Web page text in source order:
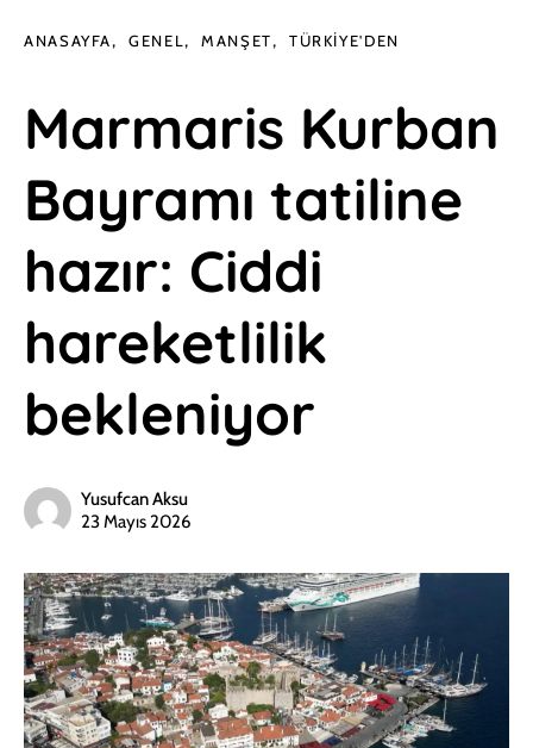
ANASAYFA GENEL MANŞET TÜRKIYE'DEN
Marmaris Kurban
Bayramı tatiline
hazır: Ciddi
hareketlilik
bekleniyor
Yusufcan Aksu
23 Mayıs 2026